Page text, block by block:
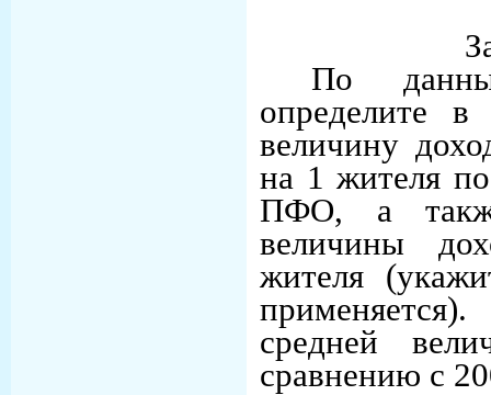
По
определите
величину
на 1 жителя
ПФО, а
величины
жителя
средней
сравнению с